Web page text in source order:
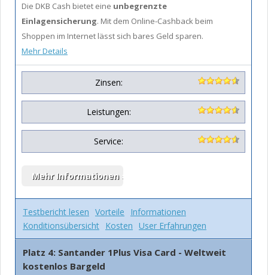
Die DKB Cash bietet eine unbegrenzte
Einlagensicherung. Mit dem Online-Cashback beim
Shoppen im Internet lässt sich bares Geld sparen.
Mehr Details
Zinsen:
Leistungen:
Service:
Testbericht lesen Vorteile
Informationen
Konditionsübersicht Kosten User Erfahrungen
Platz 4: Santander 1Plus Visa Card - Weltweit
kostenlos Bargeld